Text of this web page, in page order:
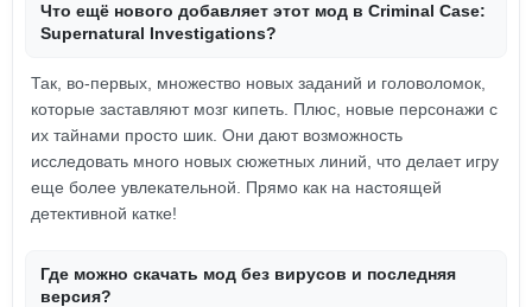
Что ещё нового добавляет этот мод в Criminal Case:
Supernatural Investigations?
Так, во-первых, множество новых заданий и головоломок,
которые заставляют мозг кипеть. Плюс, новые персонажи с
их тайнами просто шик. Они дают возможность
исследовать много новых сюжетных линий, что делает игру
еще более увлекательной. Прямо как на настоящей
детективной катке!
Где можно скачать мод без вирусов и последняя
версия?